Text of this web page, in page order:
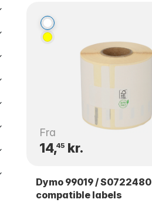
Fra
14,45kr.
Dymo 99019 / S0722480
compatible labels